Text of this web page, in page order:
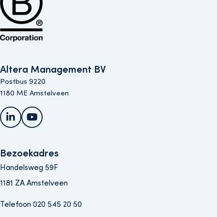
Altera Management BV
Postbus 9220
1180 ME Amstelveen
LinkedInYouTube
Bezoekadres
Handelsweg 59F
1181 ZA Amstelveen
Telefoon 020 545 20 50